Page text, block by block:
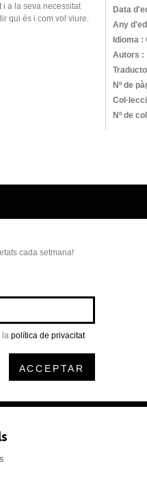
Data
Any
Idioma :
Autors :
Nº de
Nº de
i a la seva necessitat
qui és i com vol viure.
cada setmana!
la política de privacitat
ACCEPTAR